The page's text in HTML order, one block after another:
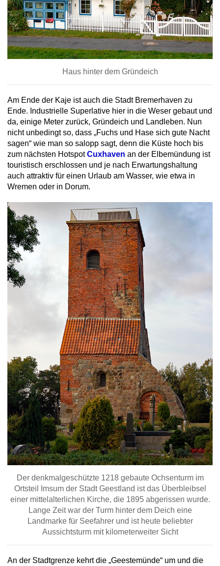
Haus hinter dem Gründeich
Am Ende der Kaje ist auch die Stadt Bremerhaven zu
Ende. Industrielle Superlative hier in die Weser gebaut und
da, einige Meter zurück, Gründeich und Landleben. Nun
nicht unbedingt so, dass „Fuchs und Hase sich gute Nacht
sagen“ wie man so salopp sagt, denn die Küste hoch bis
zum nächsten HotspotCuxhaven an der Elbemündung ist
touristisch erschlossen und je nach Erwartungshaltung
auch attraktiv für einen Urlaub am Wasser, wie etwa in
Wremen oder in Dorum.
Der denkmalgeschützte 1218 gebaute Ochsenturm im
Ortsteil Imsum der Stadt Geestland ist das Überbleibsel
einer mittelalterlichen Kirche, die 1895 abgerissen wurde.
Lange Zeit war der Turm hinter dem Deich eine
Landmarke für Seefahrer und ist heute beliebter
Aussichtsturm mit kilometerweiter Sicht
An der Stadtgrenze kehrt die „Geestemünde“ um und die